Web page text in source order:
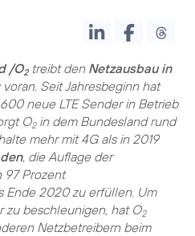
/O2treibt den Netzausbau in
Seit Jahresbeginn hat
neue LTE Sender in Betrieb
O2in dem Bundesland rund
mehr mit 4G als in 2019
, die Auflage der
97 Prozent
Ende 2020 zu erfüllen. Um
zu beschleunigen, hat O2
Netzbetreibern beim